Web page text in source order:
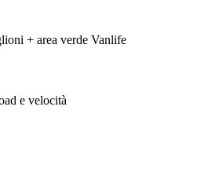
+ area verde Vanlife
e velocità